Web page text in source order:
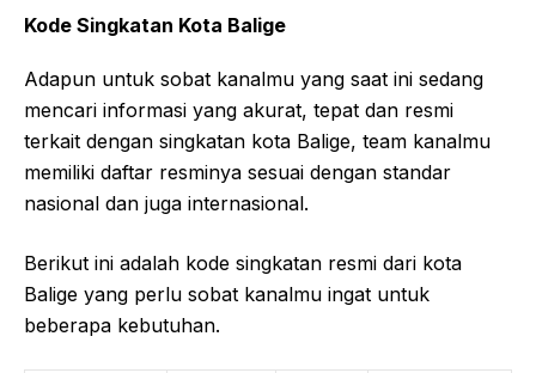
Kode Singkatan Kota Balige
Adapun untuk sobat kanalmu yang saat ini sedang
mencari informasi yang akurat, tepat dan resmi
terkait dengan singkatan kota Balige, team kanalmu
memiliki daftar resminya sesuai dengan standar
nasional dan juga internasional.
Berikut ini adalah kode singkatan resmi dari kota
Balige yang perlu sobat kanalmu ingat untuk
beberapa kebutuhan.